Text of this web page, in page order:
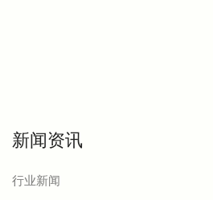
新闻资讯
行业新闻